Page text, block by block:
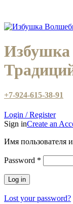
+7-924-615-38-91
Login / Register
Sign inCreate an
Имя пользователя
Password *
Log in
Lost your password?